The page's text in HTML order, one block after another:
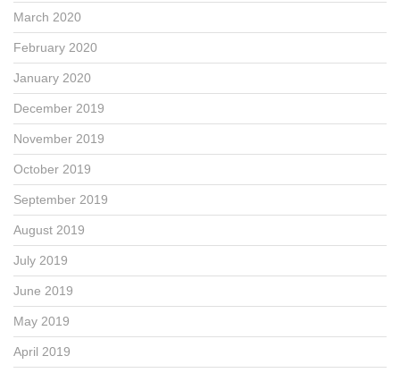
March 2020
February 2020
January 2020
December 2019
November 2019
October 2019
September 2019
August 2019
July 2019
June 2019
May 2019
April 2019